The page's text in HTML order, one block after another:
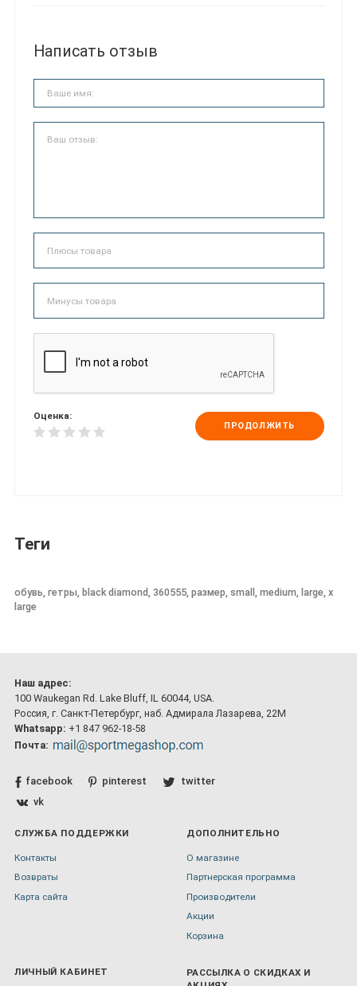
Написать отзыв
Оценка:
ПРОДОЛЖИТЬ
Теги
обувь, гетры, black diamond, 360555, размер, small, medium, large, x
large
Наш адрес:
100 Waukegan Rd. Lake Bluff, IL 60044, USA.
Россия, г. Санкт-Петербург, наб. Адмирала Лазарева, 22М
Whatsapp: +1 847 962-18-58
Почта:
facebook pinterest
twitter
vk
СЛУЖБА ПОДДЕРЖКИ
Контакты
Возвраты
Карта сайта
ДОПОЛНИТЕЛЬНО
О магазине
Партнерская программа
Производители
Акции
Корзина
ЛИЧНЫЙ КАБИНЕТ
РАССЫЛКА О СКИДКАХ И